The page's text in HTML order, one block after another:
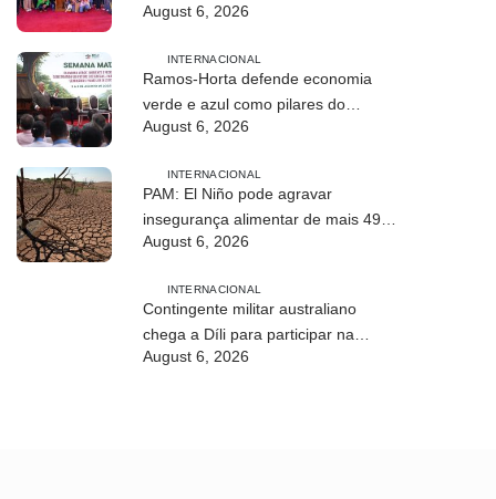
conhecer processo de paz no país
August 6, 2026
INTERNACIONAL
Ramos-Horta defende economia
verde e azul como pilares do
desenvolvimento sustentável de
August 6, 2026
INTERNACIONAL
PAM: El Niño pode agravar
insegurança alimentar de mais 49
milhões de pessoas até 2027
August 6, 2026
INTERNACIONAL
Contingente militar australiano
chega a Díli para participar na
Maratona Internacional de 2026
August 6, 2026